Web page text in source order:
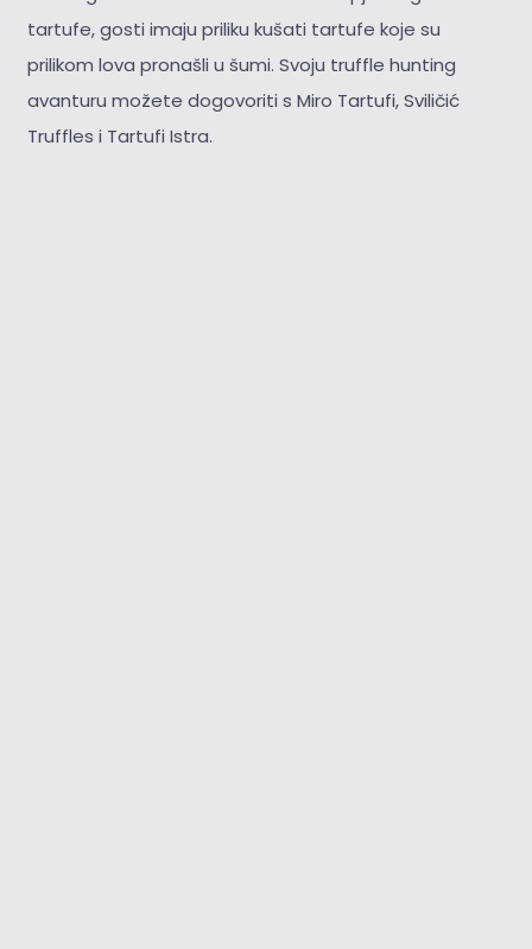
tartufe, gosti imaju priliku kušati tartufe koje su
prilikom lova pronašli u šumi. Svoju truffle hunting
avanturu možete dogovoriti s Miro Tartufi, Sviličić
Truffles i Tartufi Istra.